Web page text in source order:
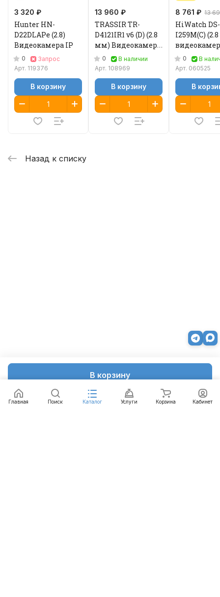
В корзину
3 320 ₽
Hunter HN-
D22DLAPe (2.8)
Видеокамера IP
0
Запрос
Арт. 119376
В корзину
13 960 ₽
TRASSIR TR-
D4121IR1 v6 (D) (2.8
мм) Видеокамера
IP 0
В наличии
Арт. 108969
В корзину
8 761 ₽ 13
HiWatch DS-
I259M(C)
0
В
Арт. 060525
В
Назад к списку
Главная Поиск Каталог Услуги Корзина Кабинет